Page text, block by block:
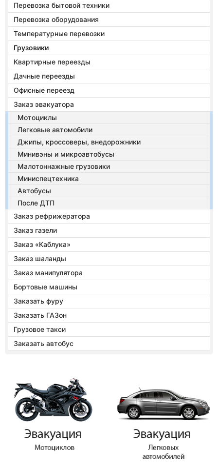
Перевозка бытовой техники
Перевозка оборудования
Температурные перевозки
Грузовики
Квартирные переезды
Дачные переезды
Офисные переезд
Заказ эвакуатора
Мотоциклы
Легковые автомобили
Джипы, кроссоверы, внедорожники
Минивэны и микроавтобусы
Малотоннажные грузовики
Миниспецтехника
Автобусы
После ДТП
Заказ рефрижератора
Заказ газели
Заказ «Каблука»
Заказ шаланды
Заказ манипулятора
Бортовые машины
Заказать фуру
Заказать ГАЗон
Грузовое такси
Заказать автобус